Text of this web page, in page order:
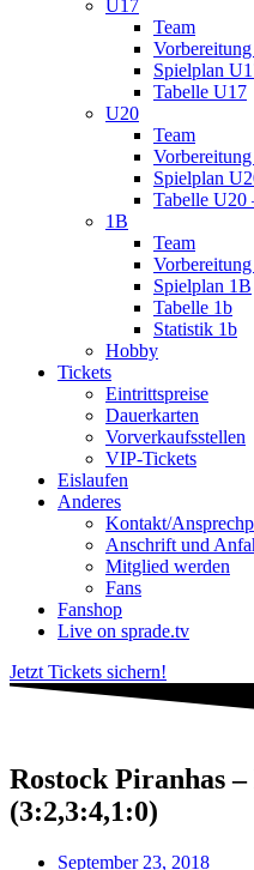
U17
Team
Spielplan
Tabelle U17
U20
Team
Spielplan
Tabelle U20
1B
Team
Spielplan 1B
Tabelle 1b
Statistik 1b
Hobby
Tickets
Eintrittspreise
Dauerkarten
Vorverkaufsstellen
VIP-Tickets
Eislaufen
Anderes
Kontakt/
Anschrift und
Mitglied werden
Fans
Fanshop
Live on sprade.tv
Jetzt Tickets sichern!
Rostock Piranhas
(3:2,3:4,1:0)
September 23, 2018